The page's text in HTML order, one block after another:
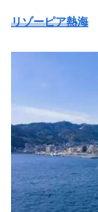
リゾーピア熱海